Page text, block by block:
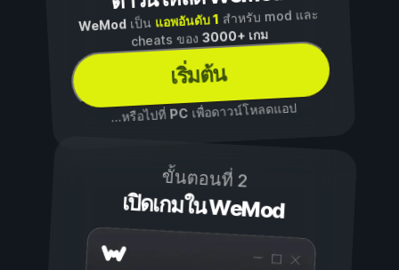
WeModเป็น แอพอันดับ 1 สำหรับ mod และ
cheats ของ3000+ เกม
เริ่มต้น
...หรือไปที่ PCเพื่อดาวน์โหลดแอป
ขั้นตอนที่ 2
เปิดเกมใน WeMod